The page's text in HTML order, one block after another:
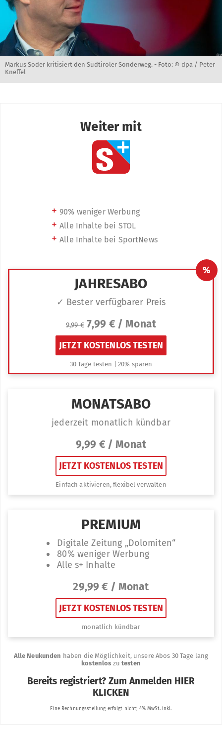
Markus Söder kritisiert den Südtiroler Sonderweg. - Foto: © dpa / Peter
Kneffel